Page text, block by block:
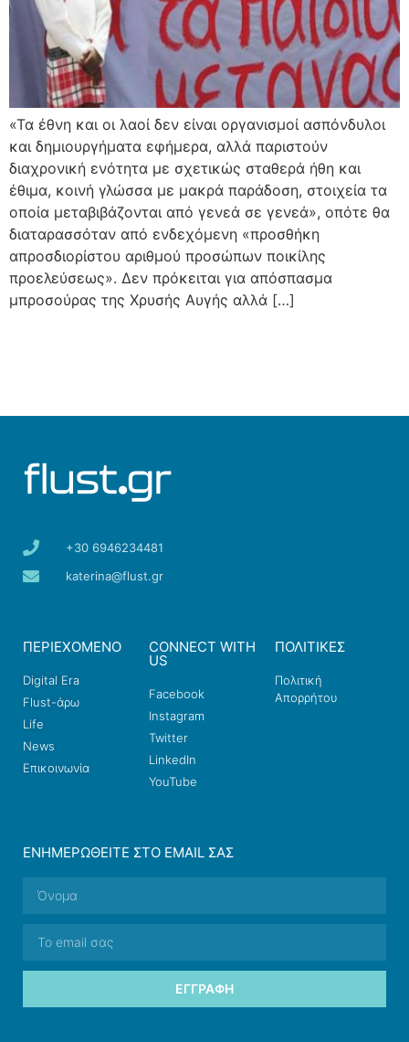
«Τα έθνη και οι λαοί δεν είναι οργανισμοί ασπόνδυλοι
και δημιουργήματα εφήμερα, αλλά παριστούν
διαχρονική ενότητα με σχετικώς σταθερά ήθη και
έθιμα, κοινή γλώσσα με μακρά παράδοση, στοιχεία τα
οποία μεταβιβάζονται από γενεά σε γενεά», οπότε θα
διαταρασσόταν από ενδεχόμενη «προσθήκη
απροσδιορίστου αριθμού προσώπων ποικίλης
προελεύσεως». Δεν πρόκειται για απόσπασμα
μπροσούρας της Χρυσής Αυγής αλλά […]
+30 6946234481
katerina@flust.gr
ΠΕΡΙΕΧΟΜΕΝΟ
Digital Era
Flust-άρω
Life
News
Επικοινωνία
CONNECT WITH
US
Facebook
Instagram
Twitter
LinkedIn
YouTube
ΠΟΛΙΤΙΚΕΣ
Πολιτική
Απορρήτου
ΕΝΗΜΕΡΩΘΕΊΤΕ ΣΤΟ EMAIL ΣΑΣ
ΕΓΓΡΑΦΉ